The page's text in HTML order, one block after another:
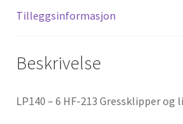
Tilleggsinformasjon
Beskrivelse
LP140 – 6 HF-213 Gressklipper og